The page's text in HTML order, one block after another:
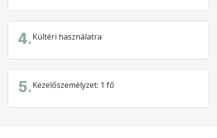
4.Kültéri használatra
5.Kezelőszemélyzet: 1 fő